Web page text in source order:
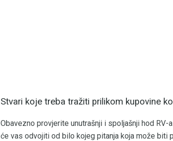
Stvari koje treba tražiti prilikom kupovine
Obavezno provjerite unutrašnji i spoljašnji hod
će vas odvojiti od bilo kojeg pitanja koja može